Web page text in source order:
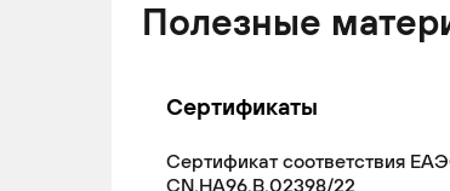
Полезные
Сертификаты
Сертификат соответствия
CN.НА96.В.02398/22